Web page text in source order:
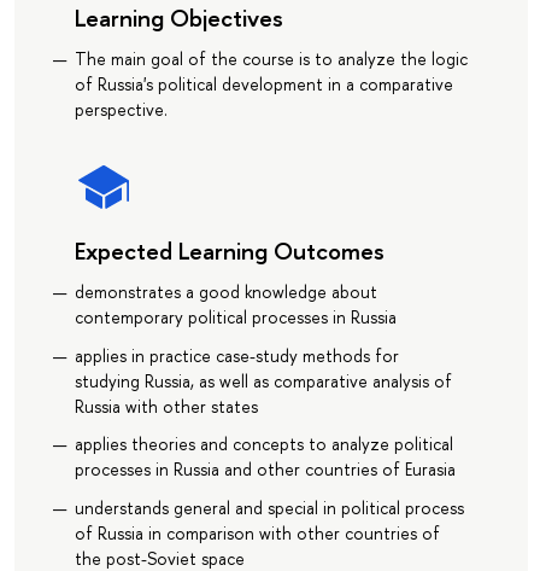
Learning Objectives
The main goal of the course is to analyze the logic
of Russia's political development in a comparative
perspective.
Expected Learning Outcomes
demonstrates a good knowledge about
contemporary political processes in Russia
applies in practice case-study methods for
studying Russia, as well as comparative analysis of
Russia with other states
applies theories and concepts to analyze political
processes in Russia and other countries of Eurasia
understands general and special in political process
of Russia in comparison with other countries of
the post-Soviet space